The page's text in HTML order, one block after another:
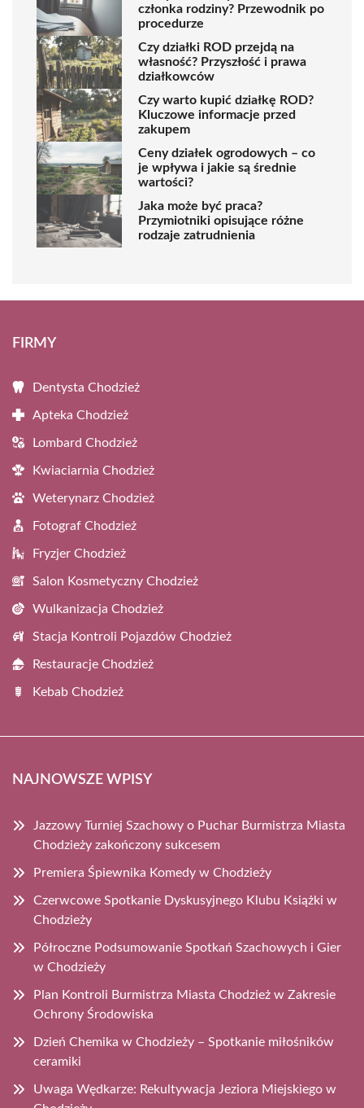
członka rodziny? Przewodnik po
procedurze
Czy działki ROD przejdą na
własność? Przyszłość i prawa
działkowców
Czy warto kupić działkę ROD?
Kluczowe informacje przed
zakupem
Ceny działek ogrodowych – co
je wpływa i jakie są średnie
wartości?
Jaka może być praca?
Przymiotniki opisujące różne
rodzaje zatrudnienia
FIRMY
Dentysta Chodzież
Apteka Chodzież
Lombard Chodzież
Kwiaciarnia Chodzież
Weterynarz Chodzież
Fotograf Chodzież
Fryzjer Chodzież
Salon Kosmetyczny Chodzież
Wulkanizacja Chodzież
Stacja Kontroli Pojazdów Chodzież
Restauracje Chodzież
Kebab Chodzież
NAJNOWSZE WPISY
Jazzowy Turniej Szachowy o Puchar Burmistrza Miasta
Chodzieży zakończony sukcesem
Premiera Śpiewnika Komedy w Chodzieży
Czerwcowe Spotkanie Dyskusyjnego Klubu Książki w
Chodzieży
Półroczne Podsumowanie Spotkań Szachowych i Gier
w Chodzieży
Plan Kontroli Burmistrza Miasta Chodzież w Zakresie
Ochrony Środowiska
Dzień Chemika w Chodzieży – Spotkanie miłośników
ceramiki
Uwaga Wędkarze: Rekultywacja Jeziora Miejskiego w